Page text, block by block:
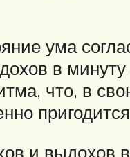
ума
в
что, в
и выдохов в